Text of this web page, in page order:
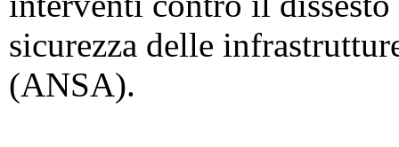
sicurezza delle
(ANSA).